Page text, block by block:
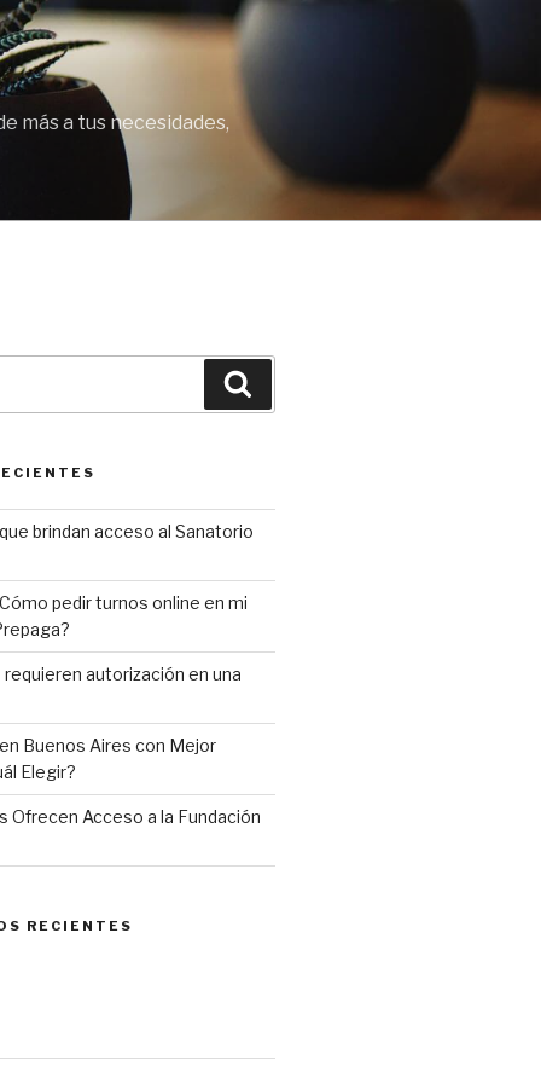
más a tus necesidades,
brindan acceso al Sanatorio
pedir turnos online en mi
autorización en una
Buenos Aires con Mejor
Elegir?
Ofrecen Acceso a la Fundación
RECIENTES